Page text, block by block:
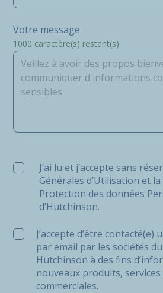
Votre message
1000 caractère(s) restant(s)
J’ai lu et j’accepte sans réserve
J’ai lu et j’accepte sans
Générales d’Utilisation et
Protection des données
d’Hutchinson.
J’accepte d’être
par email par les sociétés
Hutchinson à des fins
nouveaux produits,
commerciales.